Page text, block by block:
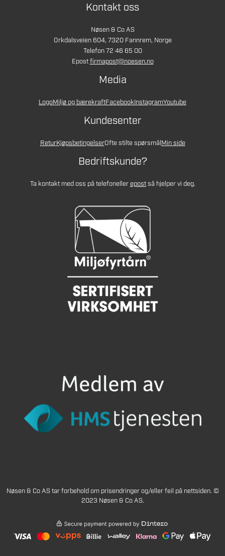
Kontakt oss
Nøsen & Co AS
Orkdalsveien 604, 7320 Fannrem, Norge
Telefon 72 46 65 00
Epostfirmapost@noesen.no
Media
LogoMiljø og bærekraftFacebookInstagramYoutube
Kundesenter
ReturKjøpsbetingelserOfte stilte spørsmålMin side
Bedriftskunde?
Ta kontakt med oss på telefonellerepostså hjelper vi deg.
Nøsen & Co AS tar forbehold om prisendringer og/eller feil på nettsiden. ©
2023 Nøsen & Co AS.